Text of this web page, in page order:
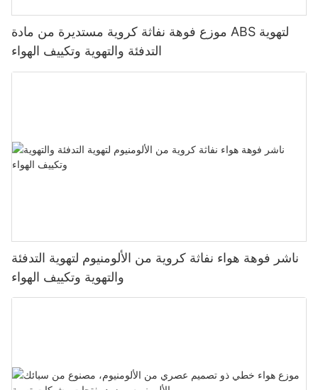
موزع فوهة نفاثة كروية مستديرة من مادة ABS لتهوية
التدفئة والتهوية وتكييف الهواء
ناشر فوهة هواء نفاثة كروية من الألومنيوم لتهوية التدفئة
والتهوية وتكييف الهواء